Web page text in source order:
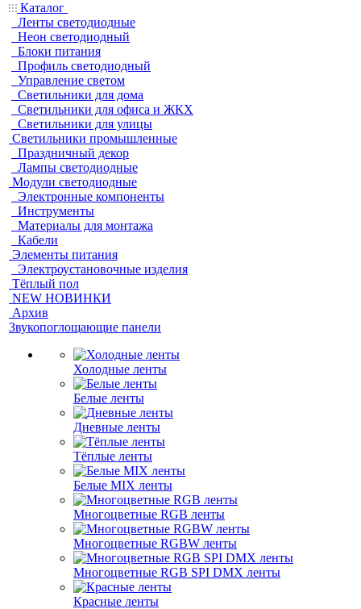
Каталог
Ленты светодиодные
Неон светодиодный
Блоки питания
Профиль светодиодный
Управление светом
Светильники для дома
Светильники для офиса и ЖКХ
Светильники для улицы
Светильники промышленные
Праздничный декор
Лампы светодиодные
Модули светодиодные
Электронные компоненты
Инструменты
Материалы для монтажа
Кабели
Элементы питания
Электроустановочные изделия
Тёплый пол
NEW НОВИНКИ
Архив
Звукопоглощающие панели
Холодные ленты
Белые ленты
Дневные ленты
Тёплые ленты
Белые MIX ленты
Многоцветные RGB ленты
Многоцветные RGBW ленты
Многоцветные RGB SPI DMX ленты
Красные ленты